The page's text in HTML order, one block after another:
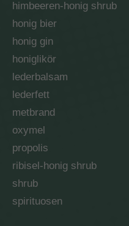
himbeeren-honig shrub
honig bier
honig gin
honiglikör
lederbalsam
lederfett
metbrand
oxymel
propolis
ribisel-honig shrub
shrub
spirituosen